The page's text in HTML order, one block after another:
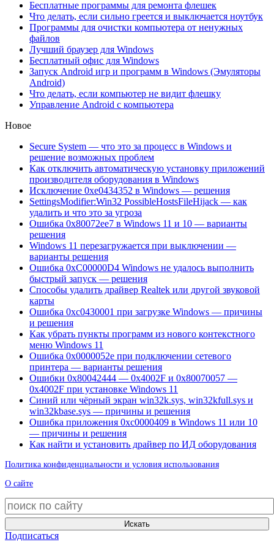
Бесплатные программы для ремонта флешек
Что делать, если сильно греется и выключается ноутбук
Программы для очистки компьютера от ненужных
файлов
Лучший браузер для Windows
Бесплатный офис для Windows
Запуск Android игр и программ в Windows (Эмуляторы
Android)
Что делать, если компьютер не видит флешку
Управление Android с компьютера
Новое
Secure System — что это за процесс в Windows и
решение возможных проблем
Как отключить автоматическую установку приложений
производителя оборудования в Windows
Исключение 0xe0434352 в Windows — решения
SettingsModifier:Win32 PossibleHostsFileHijack — как
удалить и что это за угроза
Ошибка 0x80072ee7 в Windows 11 и 10 — варианты
решения
Windows 11 перезагружается при выключении —
варианты решения
Ошибка 0xC00000D4 Windows не удалось выполнить
быстрый запуск — решения
Способы удалить драйвер Realtek или другой звуковой
карты
Ошибка 0xc0430001 при загрузке Windows — причины
и решения
Как убрать пункты программ из нового контекстного
меню Windows 11
Ошибка 0x0000052e при подключении сетевого
принтера — варианты решения
Ошибки 0x80042444 — 0x4002F и 0x80070057 —
0x4002F при установке Windows 11
Синий или чёрный экран win32k.sys, win32kfull.sys и
win32kbase.sys — причины и решения
Ошибка приложения 0xc0000409 в Windows 11 или 10
— причины и решения
Как найти и установить драйвер по ИД оборудования
Политика конфиденциальности и условия использования
О сайте
Искать
Подписаться